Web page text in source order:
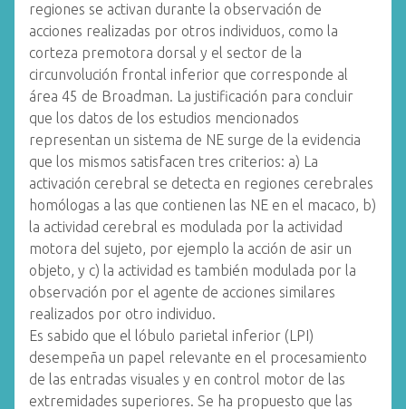
regiones se activan durante la observación de
acciones realizadas por otros individuos, como la
corteza premotora dorsal y el sector de la
circunvolución frontal inferior que corresponde al
área 45 de Broadman. La justificación para concluir
que los datos de los estudios mencionados
representan un sistema de NE surge de la evidencia
que los mismos satisfacen tres criterios: a) La
activación cerebral se detecta en regiones cerebrales
homólogas a las que contienen las NE en el macaco, b)
la actividad cerebral es modulada por la actividad
motora del sujeto, por ejemplo la acción de asir un
objeto, y c) la actividad es también modulada por la
observación por el agente de acciones similares
realizados por otro individuo.
Es sabido que el lóbulo parietal inferior (LPI)
desempeña un papel relevante en el procesamiento
de las entradas visuales y en control motor de las
extremidades superiores. Se ha propuesto que las